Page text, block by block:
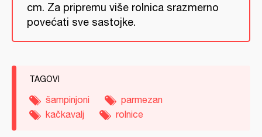
cm. Za pripremu više rolnica srazmerno
povećati sve sastojke.
TAGOVI
šampinjoni
parmezan
kačkavalj
rolnice